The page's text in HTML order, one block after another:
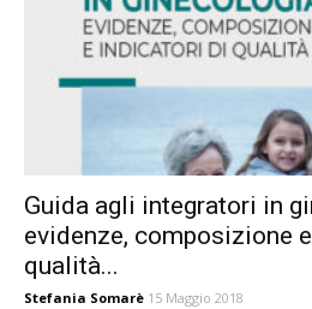
Guida agli integratori in
evidenze, composizione
qualità...
Stefania Somarè 15 Maggio 2018